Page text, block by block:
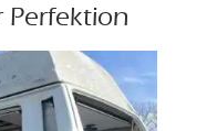
Perfektion